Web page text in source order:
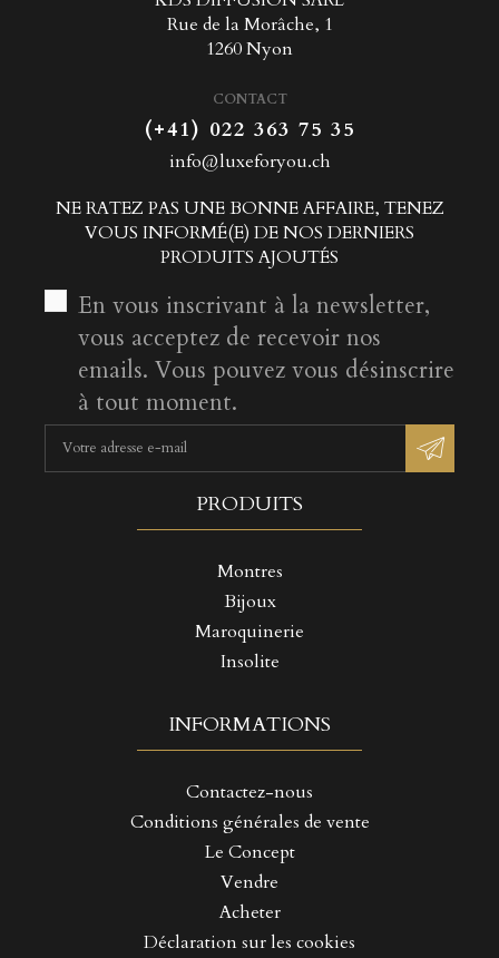
Rue de la Morâche, 1
1260 Nyon
CONTACT
(+41) 022 363 75 35
info@luxeforyou.ch
NE RATEZ PAS UNE BONNE AFFAIRE, TENEZ
VOUS INFORMÉ(E) DE NOS DERNIERS
PRODUITS AJOUTÉS
En vous inscrivant à la newsletter,
vous acceptez de recevoir nos
emails. Vous pouvez vous désinscrire
à tout moment.
PRODUITS
Montres
Bijoux
Maroquinerie
Insolite
INFORMATIONS
Contactez-nous
Conditions générales de vente
Le Concept
Vendre
Acheter
Déclaration sur les cookies